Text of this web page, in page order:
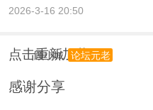
2026-3-16 20:50
点击重新加载
顾小城 论坛元老
感谢分享